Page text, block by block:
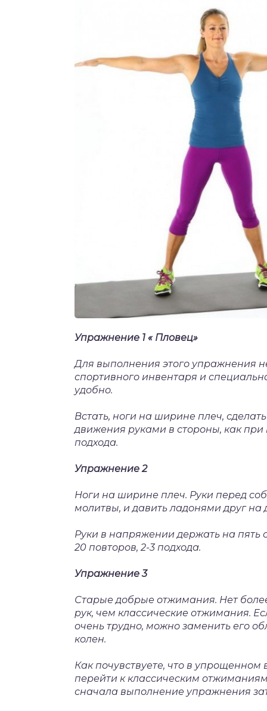
Упражнение 1 « Пловец»
Для выполнения этого упражнения
спортивного инвентаря и
удобно.
Встать, ноги на ширине плеч,
движения руками в стороны, как
подхода.
Упражнение 2
Ноги на ширине плеч. Руки перед
молитвы, и давить ладонями друг на
Руки в напряжении держать на пять
20 повторов, 2-3 подхода.
Упражнение 3
Старые добрые отжимания. Нет
рук, чем классические отжимания.
очень трудно, можно заменить его
колен.
Как почувствуете, что в
перейти к классическим
сначала выполнение упражнения